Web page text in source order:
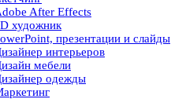
After Effects
художник
презентации и слайды
интерьеров
мебели
одежды